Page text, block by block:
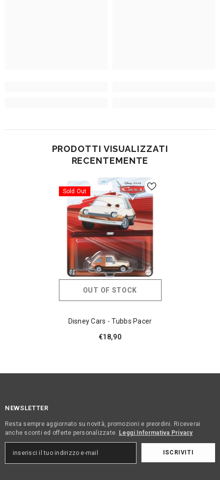
PRODOTTI VISUALIZZATI
RECENTEMENTE
Sold Out
OUT OF STOCK
Disney Cars - Tubbs Pacer
€18,90
NEWSLETTER
Resta sempre aggiornato su novità, promozioni e preordini. Riceverai
anche sconti ed offerte personalizzate. Leggi Informativa Privacy
ISCRIVITI